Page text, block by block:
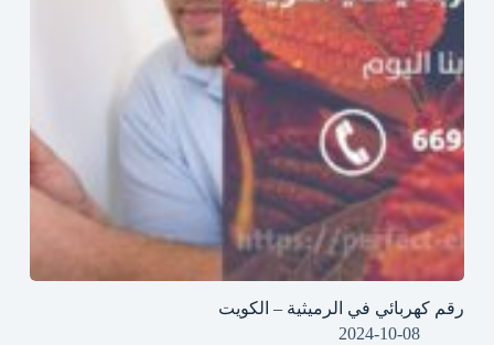
رقم كهربائي في الرميثية – الكويت
2024-10-08